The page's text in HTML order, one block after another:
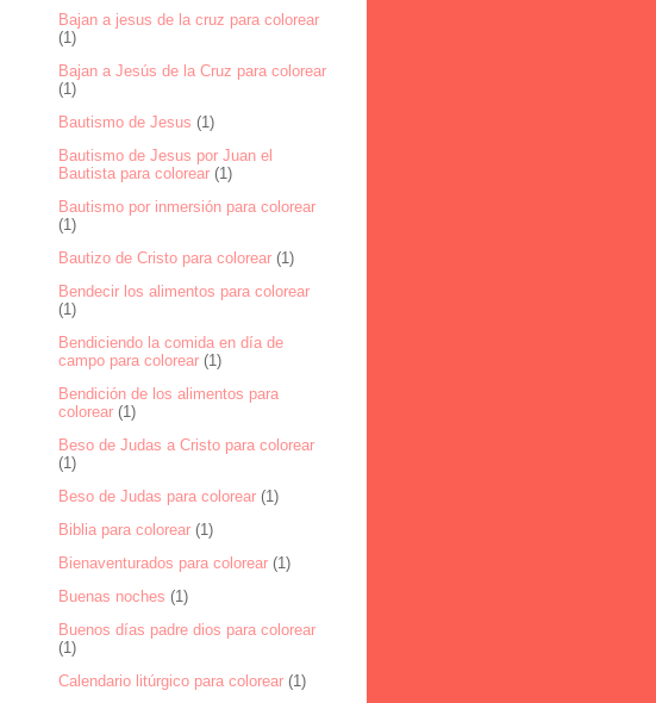
Bajan a jesus de la cruz para colorear
(1)
Bajan a Jesús de la Cruz para colorear
(1)
Bautismo de Jesus (1)
Bautismo de Jesus por Juan el
Bautista para colorear (1)
Bautismo por inmersión para colorear
(1)
Bautizo de Cristo para colorear (1)
Bendecir los alimentos para colorear
(1)
Bendiciendo la comida en día de
campo para colorear (1)
Bendición de los alimentos para
colorear (1)
Beso de Judas a Cristo para colorear
(1)
Beso de Judas para colorear (1)
Biblia para colorear (1)
Bienaventurados para colorear (1)
Buenas noches (1)
Buenos días padre dios para colorear
(1)
Calendario litúrgico para colorear (1)